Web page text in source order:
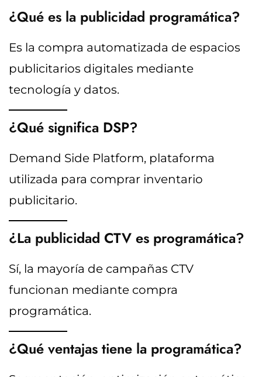
¿Qué es la publicidad programática?
Es la compra automatizada de espacios
publicitarios digitales mediante
tecnología y datos.
¿Qué significa DSP?
Demand Side Platform, plataforma
utilizada para comprar inventario
publicitario.
¿La publicidad CTV es programática?
Sí, la mayoría de campañas CTV
funcionan mediante compra
programática.
¿Qué ventajas tiene la programática?